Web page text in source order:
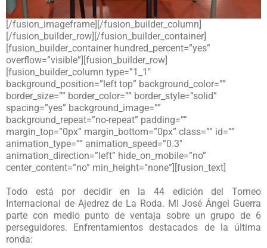
[/fusion_imageframe][/fusion_builder_column]
[/fusion_builder_row][/fusion_builder_container]
[fusion_builder_container hundred_percent=”yes”
overflow=”visible”][fusion_builder_row]
[fusion_builder_column type=”1_1″
background_position=”left top” background_color=””
border_size=”” border_color=”” border_style=”solid”
spacing=”yes” background_image=””
background_repeat=”no-repeat” padding=””
margin_top=”0px” margin_bottom=”0px” class=”” id=””
animation_type=”” animation_speed=”0.3″
animation_direction=”left” hide_on_mobile=”no”
center_content=”no” min_height=”none”][fusion_text]
Todo está por decidir en la 44 edición del Torneo
Internacional de Ajedrez de La Roda. MI José Ángel Guerra
parte con medio punto de ventaja sobre un grupo de 6
perseguidores. Enfrentamientos destacados de la última
ronda: